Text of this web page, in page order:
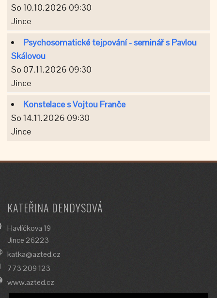
So 10.10.2026 09:30
Jince
Psychosomatické tejpování - seminář s Pavlou
Skálovou
So 07.11.2026 09:30
Jince
Konstelace s Vojtou Franče
So 14.11.2026 09:30
Jince
KATEŘINA DENDYSOVÁ
Havlíčkova 19
Jince 26223
katka@azted.cz
773 209 123
www.azted.cz